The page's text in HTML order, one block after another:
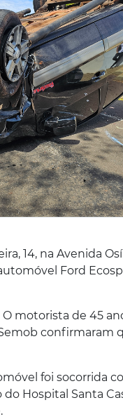
14, na Avenida
Ford
motorista de 45
confirmaram
foi socorrida
Hospital Santa